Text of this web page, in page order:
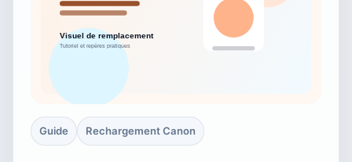
Guide Rechargement Canon